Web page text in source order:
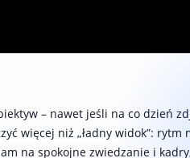
– nawet jeśli na co dzień
więcej niż „ładny widok”: rytm
na spokojne zwiedzanie i